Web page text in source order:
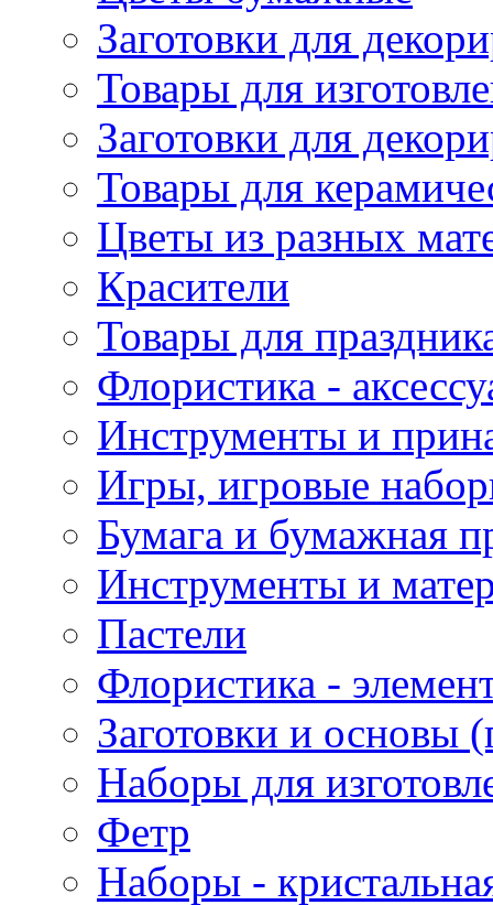
Заготовки для
Товары для
Заготовки для
Товары для
Цветы из разных
Красители
Товары для
Флористика -
Инструменты и
Игры, игровые
Бумага и бумажная
Инструменты и
Пастели
Флористика -
Заготовки и основы
Наборы для
Фетр
Наборы -